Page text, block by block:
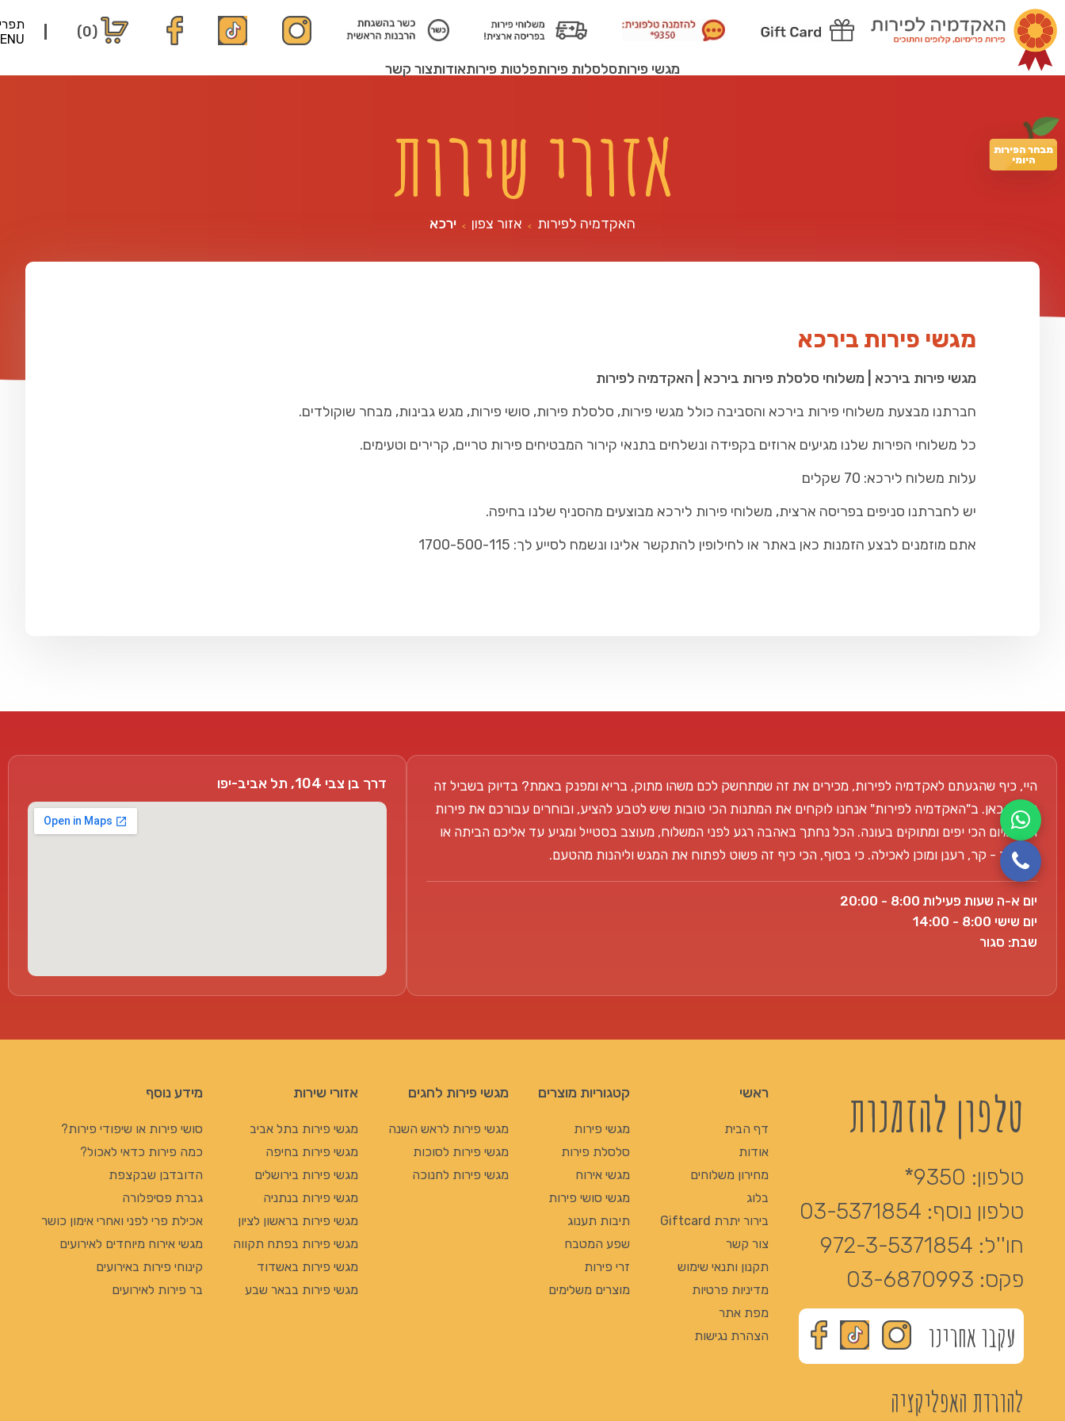
(0)
מגשי פירותסלסלות פירותפלטות פירותאודותצור קשר
מבחר הפירות
היומי
אזורי שירות
האקדמיה לפירות > אזור צפון > ירכא
מגשי פירות בירכא
מגשי פירות בירכא | משלוחי סלסלת פירות בירכא | האקדמיה לפירות
חברתנו מבצעת משלוחי פירות בירכא והסביבה כולל מגשי פירות, סלסלת פירות, סושי פירות, מגש גבינות, מבחר שוקולדים.
כל משלוחי הפירות שלנו מגיעים ארוזים בקפידה ונשלחים בתנאי קירור המבטיחים פירות טריים, קרירים וטעימים.
עלות משלוח לירכא: 70 שקלים
יש לחברתנו סניפים בפריסה ארצית, משלוחי פירות לירכא מבוצעים מהסניף שלנו בחיפה.
אתם מוזמנים לבצע הזמנות כאן באתר או לחילופין להתקשר אלינו ונשמח לסייע לך: 1700-500-115
היי, כיף שהגעתם לאקדמיה לפירות, מכירים את זה שמתחשק לכם משהו מתוק, בריא ומפנק באמת? בדיוק בשביל זה
אנחנו כאן. ב"האקדמיה לפירות" אנחנו לוקחים את המתנות הכי טובות שיש לטבע להציע, ובוחרים עבורכם את פירות
הפרימיום הכי יפים ומתוקים בעונה. הכל נחתך באהבה רגע לפני המשלוח, מעוצב בסטייל ומגיע עד אליכם הביתה או
למשרד - קר, רענן ומוכן לאכילה. כי בסוף, הכי כיף זה פשוט לפתוח את המגש וליהנות מהטעם.
יום א-ה שעות פעילות 8:00 - 20:00
יום שישי 8:00 - 14:00
שבת: סגור
דרך בן צבי 104, תל אביב-יפו
טלפון להזמנות
טלפון: 9350*
טלפון נוסף: 03-5371854
חו''ל: 972-3-5371854
פקס: 03-6870993
עקבו אחרינו
להורדת האפליקציה
ראשי
דף הבית
אודות
מחירון משלוחים
בלוג
בירור יתרת Giftcard
צור קשר
תקנון ותנאי שימוש
מדיניות פרטיות
מפת אתר
הצהרת נגישות
קטגוריות מוצרים
מגשי פירות
סלסלת פירות
מגשי אירוח
מגשי סושי פירות
תיבות תענוג
שפע המטבח
זרי פירות
מוצרים משלימים
מגשי פירות לחגים
מגשי פירות לראש השנה
מגשי פירות לסוכות
מגשי פירות לחנוכה
אזורי שירות
מגשי פירות בתל אביב
מגשי פירות בחיפה
מגשי פירות בירושלים
מגשי פירות בנתניה
מגשי פירות בראשון לציון
מגשי פירות בפתח תקווה
מגשי פירות באשדוד
מגשי פירות בבאר שבע
מידע נוסף
סושי פירות או שיפודי פירות?
כמה פירות כדאי לאכול?
הדובדבן שבקצפת
גברת פסיפלורה
אכילת פרי לפני ואחרי אימון כושר
מגשי אירוח מיוחדים לאירועים
קינוחי פירות באירועים
בר פירות לאירועים